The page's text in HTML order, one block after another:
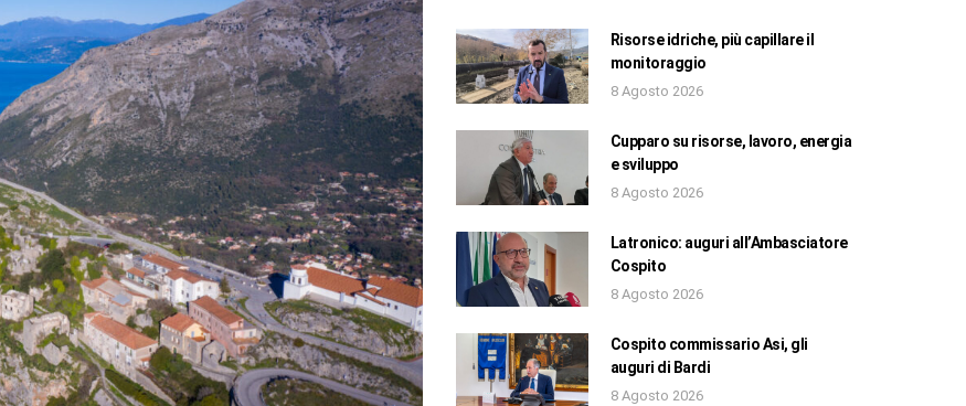
Risorse idriche, più capillare il
monitoraggio
8 Agosto 2026
Cupparo su risorse, lavoro, energia
e sviluppo
8 Agosto 2026
Latronico: auguri all’Ambasciatore
Cospito
8 Agosto 2026
Cospito commissario Asi, gli
auguri di Bardi
8 Agosto 2026